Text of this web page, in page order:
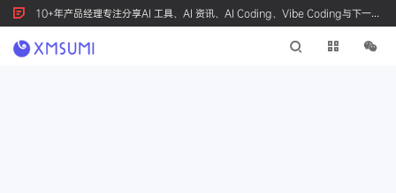
10+年产品经理专注分享AI 工具、AI 资讯、AI Coding、Vibe Coding与下一代
产品创新，按 Ctrl+D 收藏我们